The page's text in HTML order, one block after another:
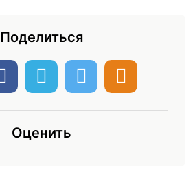
Поделиться
Оценить